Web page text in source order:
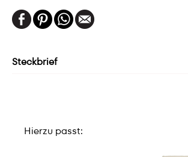
Steckbrief
Hierzu passt: